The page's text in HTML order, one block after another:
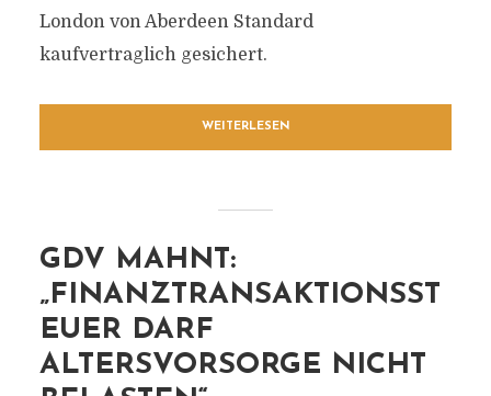
London von Aberdeen Standard
kaufvertraglich gesichert.
WEITERLESEN
GDV MAHNT:
„FINANZTRANSAKTIONSST
EUER DARF
ALTERSVORSORGE NICHT